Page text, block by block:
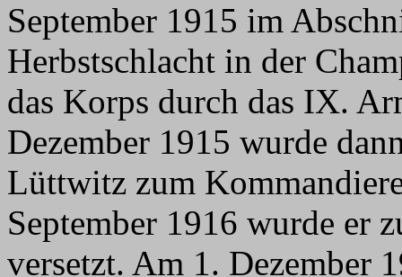
September 1915 im
Herbstschlacht in der
das Korps durch das IX.
Dezember 1915 wurde
Lüttwitz zum
September 1916 wurde er
versetzt. Am 1. Dezember